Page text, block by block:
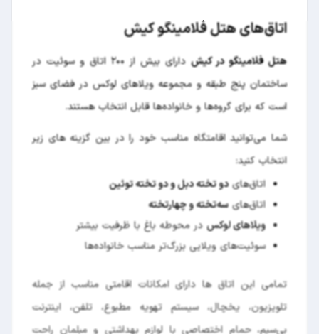
اتاق‌های هتل فلامینگو کیش
هتل فلامینگو در کیش
دارای بیش از ۲۰۰ اتاق و سوئیت در
ساختمان پنج طبقه و مجموعه ویلاهای لوکس در فضای سبز
است که برای گروه‌ها و خانواده‌ها قابل انتخاب هستند.
شما می‌توانید اقامتگاه مناسب خود را در بین گزینه های زیر
انتخاب کنید:
اتاق‌هایدو تخته دبل و دو تخته توئین
اتاق‌هایسه‌تخته و چهار‌تخته
ویلاهای لوکس در محوطه باغ با ظرفیت بیشتر
سوئیت‌های ویلایی بزرگ‌تر مناسب خانواده‌ها
تمامی این اتاق ها دارای امکانات اقامتی مناسب از جمله
تلویزیون، یخچال، سیستم تهویه مطبوع، تلفن، اینترنت
بی‌سیم، حمام اختصاصی با لوازم بهداشتی و مبلمان راحت